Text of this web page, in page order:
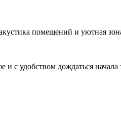
помещений и уютная
с удобством дождаться начала